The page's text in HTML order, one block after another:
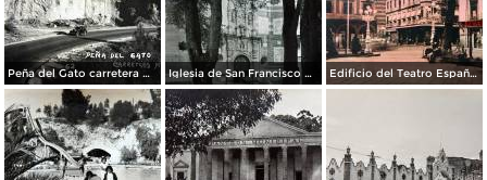
Peña del Gato carretera Mexico-Puebla Iglesia de San Francisco por el Fotógrafo Hugo Brehme. Edificio del Teatro Español.